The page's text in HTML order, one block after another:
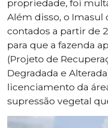
propriedade, foi
Além disso, o Imasul
contados a partir de
para que a fazenda
(Projeto de
Degradada e
licenciamento da
supressão vegetal